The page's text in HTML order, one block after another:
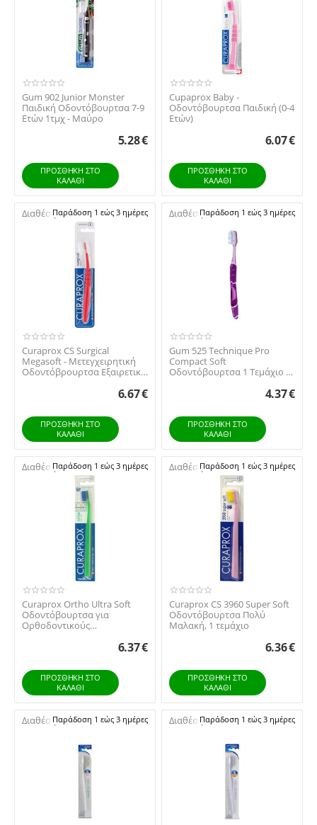
Gum 902 Junior Monster
Παιδική Οδοντόβουρτσα 7-9
Ετών 1τμχ - Μαύρο
5.28€
ΠΡΟΣΘΉΚΗ ΣΤΟ
ΚΑΛΆΘΙ
Cupaprox Baby -
Οδοντόβουρτσα Παιδική (0-4
Ετών)
6.07€
ΠΡΟΣΘΉΚΗ ΣΤΟ
ΚΑΛΆΘΙ
Διαθέσιμο:Παράδοση 1 εώς 3 ημέρες
Curaprox CS Surgical
Megasoft - Μετεγχειρητική
Οδοντόβρουρτσα Εξαιρετικά
6.67€
ΠΡΟΣΘΉΚΗ ΣΤΟ
ΚΑΛΆΘΙ
Διαθέσιμο:Παράδοση 1 εώς 3 ημέρες
Gum 525 Technique Pro
Compact Soft
Οδοντόβουρτσα 1 Τεμάχιο -
4.37€
ΠΡΟΣΘΉΚΗ ΣΤΟ
ΚΑΛΆΘΙ
Διαθέσιμο:Παράδοση 1 εώς 3 ημέρες
Curaprox Ortho Ultra Soft
Οδοντόβουρτσα για
Ορθοδοντικούς
6.37€
ΠΡΟΣΘΉΚΗ ΣΤΟ
ΚΑΛΆΘΙ
Διαθέσιμο:Παράδοση 1 εώς 3 ημέρες
Curaprox CS 3960 Super Soft
Οδοντόβουρτσα Πολύ
Μαλακή, 1 τεμάχιο
6.36€
ΠΡΟΣΘΉΚΗ ΣΤΟ
ΚΑΛΆΘΙ
Διαθέσιμο:Παράδοση 1 εώς 3 ημέρες Διαθέσιμο:Παράδοση 1 εώς 3 ημέρες